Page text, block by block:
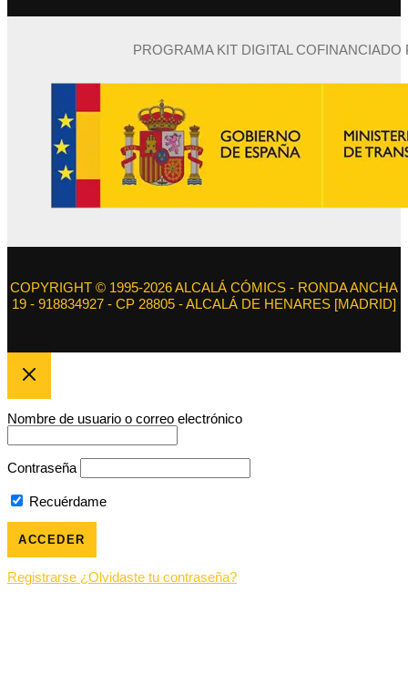
PROGRAMA KIT DIGITAL
COPYRIGHT © 1995-2026 ALCALÁ CÓMICS - RONDA ANCHA
19 - 918834927 - CP 28805 - ALCALÁ DE HENARES [MADRID]
Nombre de usuario o correo electrónico
Contraseña
Recuérdame
Registrarse ¿Olvidaste tu contraseña?